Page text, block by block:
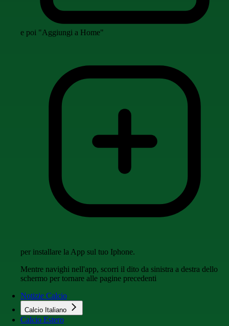
e poi "Aggiungi a Home"
per installare la App sul tuo Iphone.
Mentre navighi nell'app, scorri il dito da sinistra a destra dello
schermo per tornare alle pagine precedenti
Notizie Calcio
Calcio Italiano
Calcio Estero